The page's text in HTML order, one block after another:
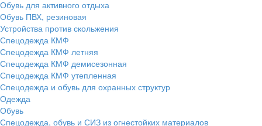
Обувь для активного отдыха
Обувь ПВХ, резиновая
Устройства против скольжения
Спецодежда КМФ
Спецодежда КМФ летняя
Спецодежда КМФ демисезонная
Спецодежда КМФ утепленная
Спецодежда и обувь для охранных структур
Одежда
Обувь
Спецодежда, обувь и СИЗ из огнестойких материалов